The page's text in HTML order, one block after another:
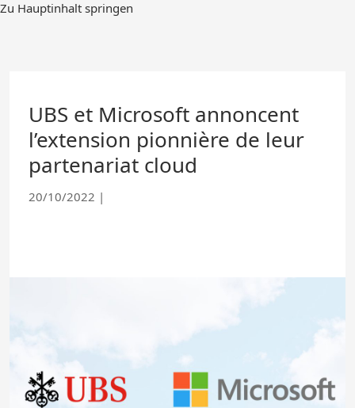
Skip
Zu Hauptinhalt springen
UBS et Microsoft annoncent
l’extension pionnière de leur
partenariat cloud
20/10/2022 |